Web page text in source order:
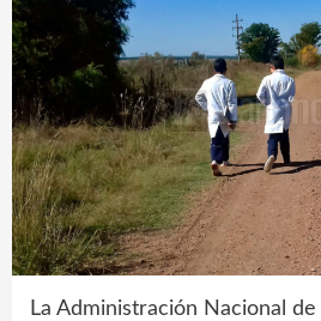
La Administración Nacional